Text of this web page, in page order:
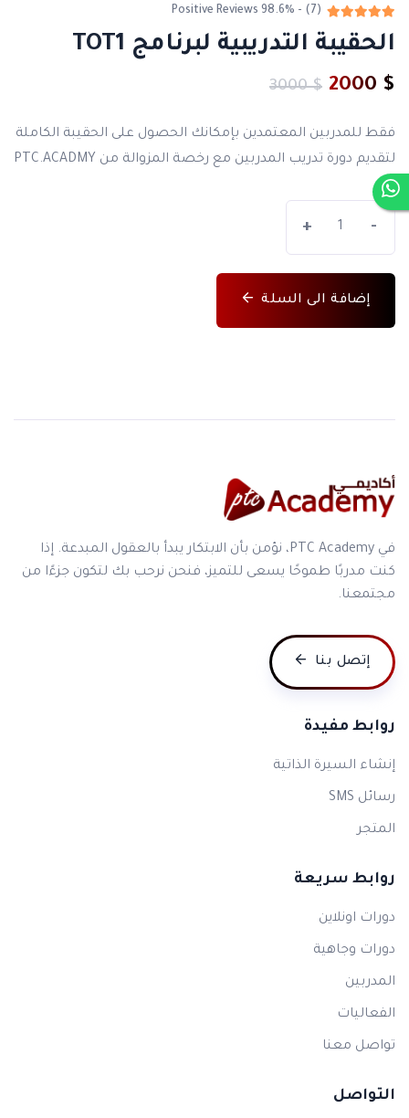
(7) - 98.6% Positive Reviews
الحقيبة التدريبية لبرنامج TOT1
$ 2000
$ 3000
فقط للمدربين المعتمدين بإمكانك الحصول على الحقيبة الكاملة
لتقديم دورة تدريب المدربين مع رخصة المزوالة من PTC.ACADMY
-
+
إضافة الى السلة
في PTC Academy، نؤمن بأن الابتكار يبدأ بالعقول المبدعة. إذا
كنت مدربًا طموحًا يسعى للتميز، فنحن نرحب بك لتكون جزءًا من
مجتمعنا.
إتصل بنا
روابط مفيدة
إنشاء السيرة الذاتية
رسائل SMS
المتجر
روابط سريعة
دورات اونلاين
دورات وجاهية
المدربين
الفعاليات
تواصل معنا
التواصل